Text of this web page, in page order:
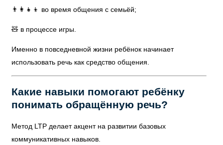
👨‍👩‍👧‍👦 во время общения с семьёй;
🧸 в процессе игры.
Именно в повседневной жизни ребёнок начинает
использовать речь как средство общения.
Какие навыки помогают ребёнку
понимать обращённую речь?
Метод LTP делает акцент на развитии базовых
коммуникативных навыков.